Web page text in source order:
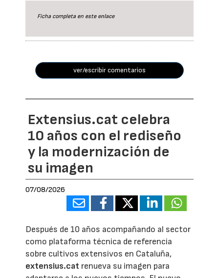
Ficha completa en este enlace
ver/escribir comentarios
Extensius.cat celebra
10 años con el rediseño
y la modernización de
su imagen
07/08/2026
Después de 10 años acompañando al sector
como plataforma técnica de referencia
sobre cultivos extensivos en Cataluña,
extensius.cat renueva su imagen para